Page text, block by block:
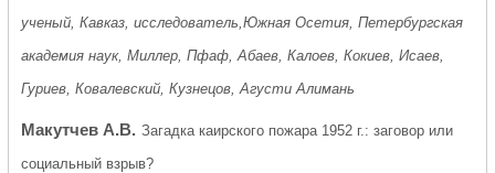
ученый, Кавказ, исследователь,Южная Осетия, Петербургская
академия наук, Миллер, Пфаф, Абаев, Калоев, Кокиев, Исаев,
Гуриев, Ковалевский, Кузнецов, Агусти Алимань
Макутчев А.В. Загадка каирского пожара 1952 г.: заговор или
социальный взрыв?